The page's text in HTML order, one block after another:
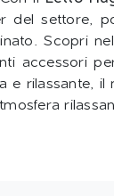
del settore,
Scopri
accessori
e rilassante,